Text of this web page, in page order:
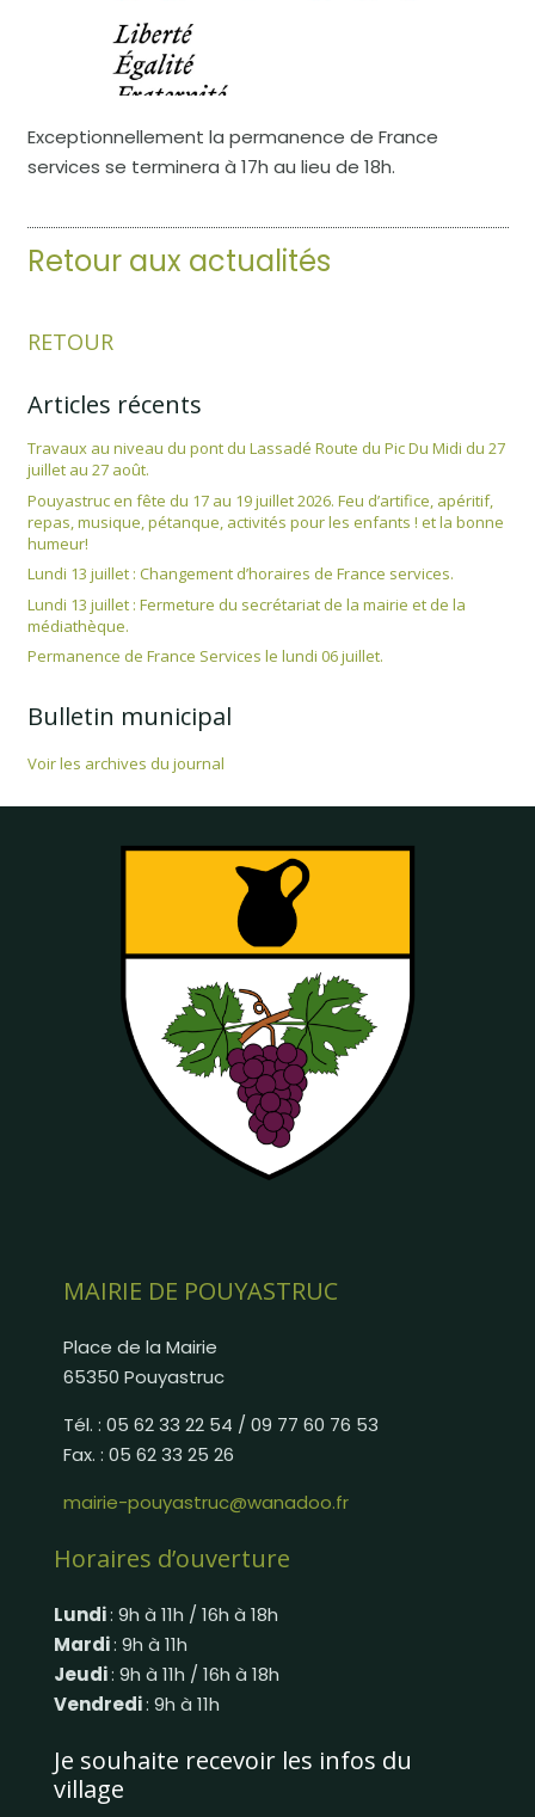
Exceptionnellement la permanence de France
services se terminera à 17h au lieu de 18h.
Retour aux actualités
RETOUR
Articles récents
Travaux au niveau du pont du Lassadé Route du Pic Du Midi du 27
juillet au 27 août.
Pouyastruc en fête du 17 au 19 juillet 2026. Feu d’artifice, apéritif,
repas, musique, pétanque, activités pour les enfants ! et la bonne
humeur!
Lundi 13 juillet : Changement d’horaires de France services.
Lundi 13 juillet : Fermeture du secrétariat de la mairie et de la
médiathèque.
Permanence de France Services le lundi 06 juillet.
Bulletin municipal
Voir les archives du journal
MAIRIE DE POUYASTRUC
Place de la Mairie
65350 Pouyastruc
Tél. : 05 62 33 22 54 / 09 77 60 76 53
Fax. : 05 62 33 25 26
mairie-pouyastruc@wanadoo.fr
Horaires d’ouverture
Lundi: 9h à 11h / 16h à 18h
Mardi: 9h à 11h
Jeudi: 9h à 11h / 16h à 18h
Vendredi: 9h à 11h
Je souhaite recevoir les infos du
village